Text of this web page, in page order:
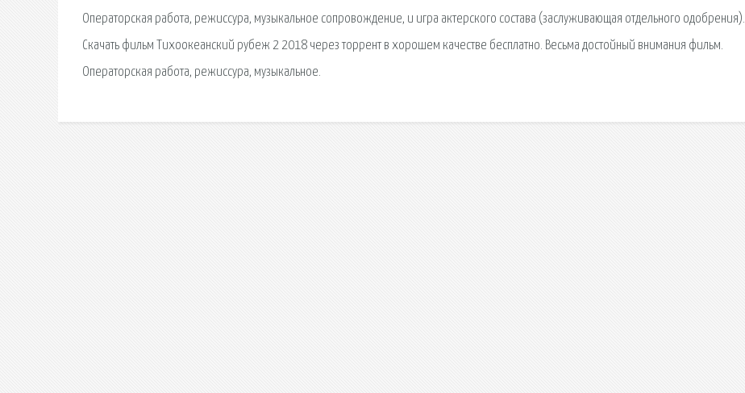
Операторская работа, режиссура, музыкальное сопровождение, и игра актерского состава (заслуживающая отдельного одобрения).
Скачать фильм Тихоокеанский рубеж 2 2018 через торрент в хорошем качестве бесплатно. Весьма достойный внимания фильм.
Операторская работа, режиссура, музыкальное.